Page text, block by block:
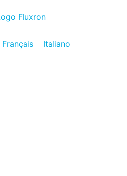
Français Italiano